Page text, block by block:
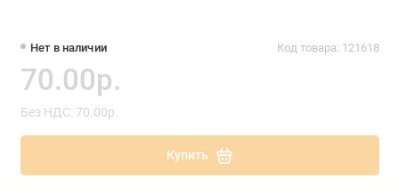
Нет в наличии Код товара: 121618
70.00р.
Без НДС: 70.00р.
Купить